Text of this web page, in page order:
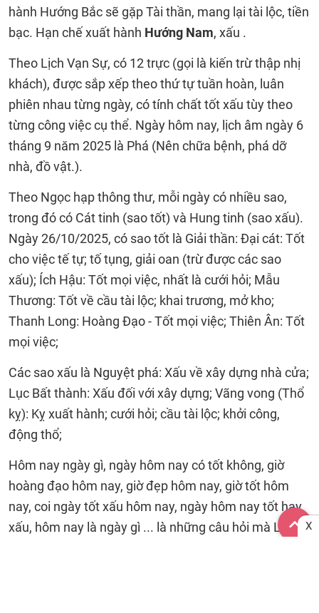
hành Hướng Bắc sẽ gặp Tài thần, mang lại tài lộc, tiền
bạc. Hạn chế xuất hành Hướng Nam, xấu .
Theo Lịch Vạn Sự, có 12 trực (gọi là kiến trừ thập nhị
khách), được sắp xếp theo thứ tự tuần hoàn, luân
phiên nhau từng ngày, có tính chất tốt xấu tùy theo
từng công việc cụ thể. Ngày hôm nay, lịch âm ngày 6
tháng 9 năm 2025 là Phá (Nên chữa bệnh, phá dỡ
nhà, đồ vật.).
Theo Ngọc hạp thông thư, mỗi ngày có nhiều sao,
trong đó có Cát tinh (sao tốt) và Hung tinh (sao xấu).
Ngày 26/10/2025, có sao tốt là Giải thần: Đại cát: Tốt
cho việc tế tự; tố tụng, giải oan (trừ được các sao
xấu); Ích Hậu: Tốt mọi việc, nhất là cưới hỏi; Mẫu
Thương: Tốt về cầu tài lộc; khai trương, mở kho;
Thanh Long: Hoàng Đạo - Tốt mọi việc; Thiên Ân: Tốt
mọi việc;
Các sao xấu là Nguyệt phá: Xấu về xây dựng nhà cửa;
Lục Bất thành: Xấu đối với xây dựng; Vãng vong (Thổ
kỵ): Kỵ xuất hành; cưới hỏi; cầu tài lộc; khởi công,
động thổ;
Hôm nay ngày gì, ngày hôm nay có tốt không, giờ
hoàng đạo hôm nay, giờ đẹp hôm nay, giờ tốt hôm
nay, coi ngày tốt xấu hôm nay, ngày hôm nay tốt hay
xấu, hôm nay là ngày gì ... là những câu hỏi mà Lịch
X